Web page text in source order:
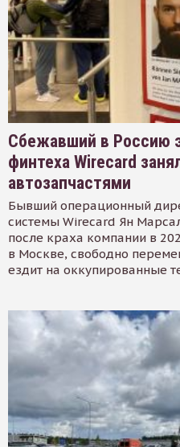
Сбежавший в Россию
финтеха Wirecard
автозапчастями
Бывший операционный
системы Wirecard Ян
после краха компании в
в Москве, свободно
ездит на оккупированные